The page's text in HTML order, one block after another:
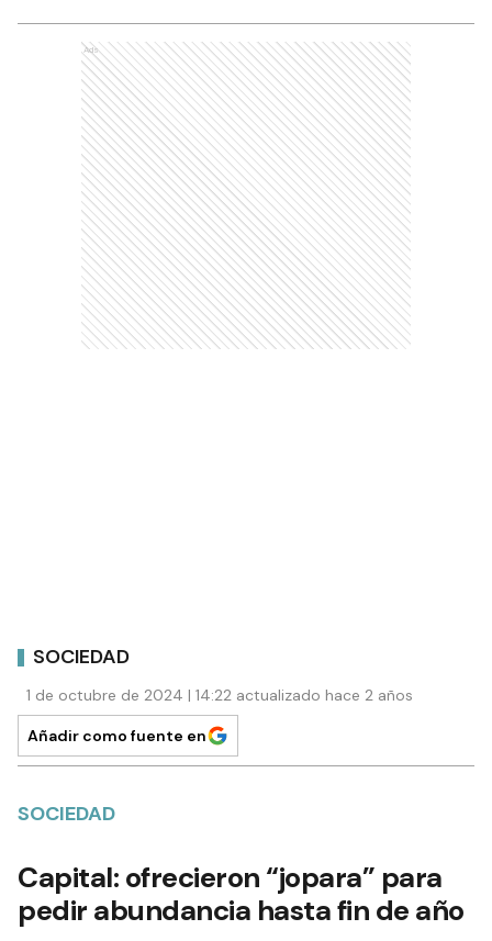
Ads
SOCIEDAD
1 de octubre de 2024 | 14:22 actualizado hace 2 años
Añadir como fuente en
SOCIEDAD
Capital: ofrecieron “jopara” para
pedir abundancia hasta fin de año